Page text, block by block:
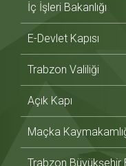
İç İşleri Bakanlığı
E-Devlet Kapısı
Trabzon Valiliği
Açık Kapı
Maçka
Trabzon Büyükşehir